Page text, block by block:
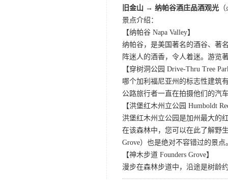
旧金山 → 纳帕谷酒庄品酒观光
景点介绍：
【纳帕谷 Napa Valley】
纳帕谷，是美国著名的酒谷、著
阵迷人的酒香，令人着迷。游览
【穿树洞公园 Drive-Thru Tree
哪个加利福尼亚州的标志性建筑
公路旅行者一直在拍摄他们的汽
【洪堡红木州立公园 Humboldt
洪堡红木州立公园是加州最大的
在该森林中，您可以在此了解野
Grove）也是绝对不容错过的景点
【神木步道 Founders Grove】
漫步在森林步道中，沿途是树龄